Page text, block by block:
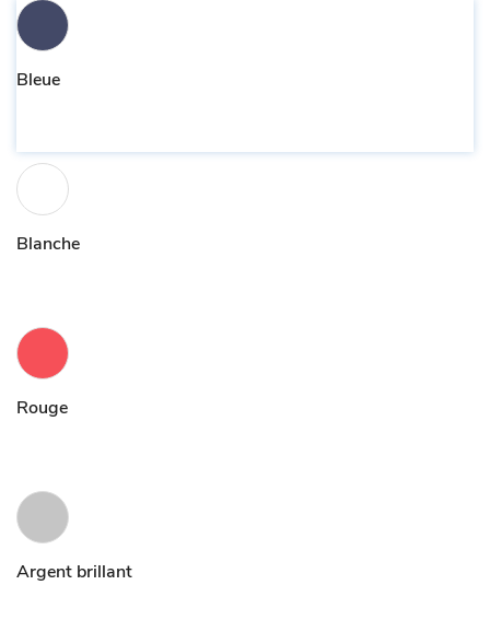
Bleue
Blanche
Rouge
Argent brillant